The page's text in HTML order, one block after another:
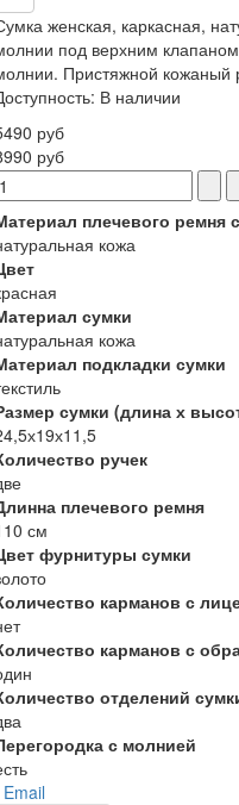
женская, каркасная,
под верхним
Пристяжной кожаный
: В наличии
руб
руб
плечевого ремня
кожа
сумки
кожа
подкладки сумки
сумки (длина х
ручек
плечевого ремня
см
фурнитуры сумки
карманов с
карманов с
отделений
с молнией
Email